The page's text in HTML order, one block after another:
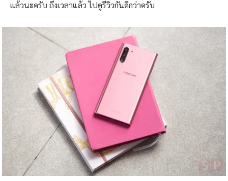
แล้วนะครับ ถึงเวลาแล้ว ไปดูรีวิวกันดีกว่าครับ